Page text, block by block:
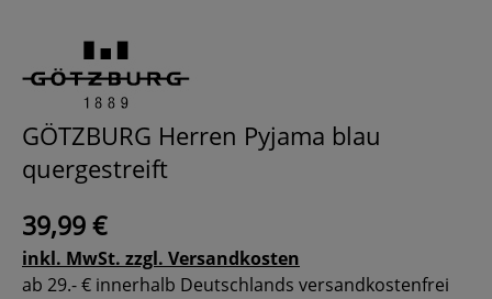
GÖTZBURG Herren Pyjama blau
quergestreift
39,99 €
inkl. MwSt. zzgl. Versandkosten
ab 29.- € innerhalb Deutschlands versandkostenfrei